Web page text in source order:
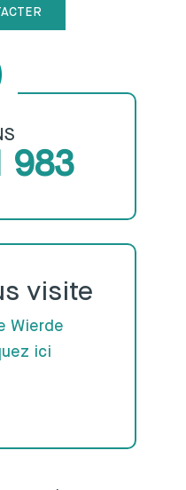
983
visite
Wierde
ici